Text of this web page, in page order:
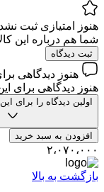
هنوز امتیازی ثبت
شما هم درباره این
ثبت دیدگاه
هنوز دیدگاهی
هنوز دیدگاهی
اولین دیدگاه را برای
افزودن به سبد خرید
۲،۰۷۰،۰۰۰
بازگشت به بالا